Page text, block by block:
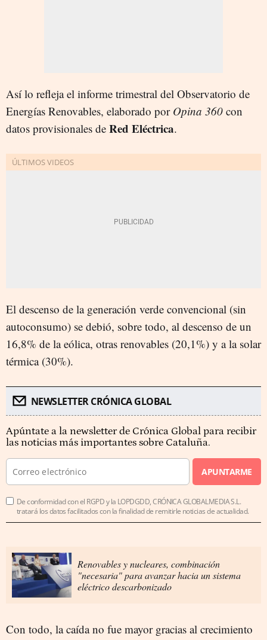
Así lo refleja el informe trimestral del Observatorio de
Energías Renovables, elaborado por Opina 360 con
datos provisionales de Red Eléctrica.
El descenso de la generación verde convencional (sin
autoconsumo) se debió, sobre todo, al descenso de un
16,8% de la eólica, otras renovables (20,1%) y a la solar
térmica (30%).
NEWSLETTER CRÓNICA GLOBAL
Apúntate a la newsletter de Crónica Global para recibir
las noticias más importantes sobre Cataluña.
APUNTARME
De conformidad con el RGPD y la LOPDGDD, CRÓNICA GLOBALMEDIA S.L.
tratará los datos facilitados con la finalidad de remitirle noticias de actualidad.
Renovables y nucleares, combinación
"necesaria" para avanzar hacia un sistema
eléctrico descarbonizado
Con todo, la caída no fue mayor gracias al crecimiento